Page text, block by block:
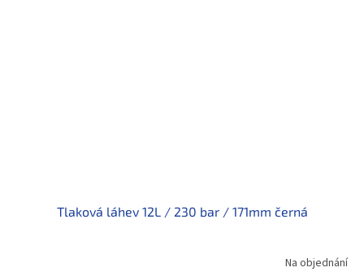
Tlaková láhev 12L / 230 bar / 171mm černá
Na objednání